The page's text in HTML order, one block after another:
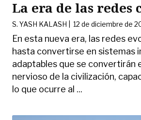
La era de las redes
S. YASH KALASH |12 de diciembre de
En esta nueva era, las redes
hasta convertirse en sistemas
adaptables que se convertirán
nervioso de la civilización,
lo que ocurre al ...